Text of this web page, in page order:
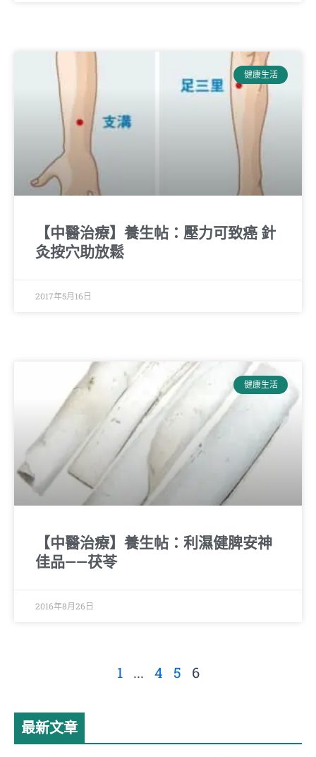
健康生活
【中醫治療】養生帖：壓力可致癌 針
灸按穴助放鬆
2017年5月16日
健康生活
【中醫治療】養生帖：利濕健脾安神
佳品——茯苓
2016年8月26日
1 ... 4 5 6
最新文章